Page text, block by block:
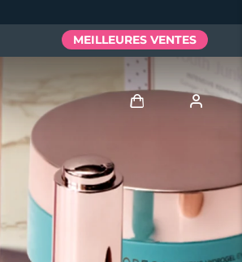
MEILLEURES VENTES
Profil de l'utilisateur
Mes appareils